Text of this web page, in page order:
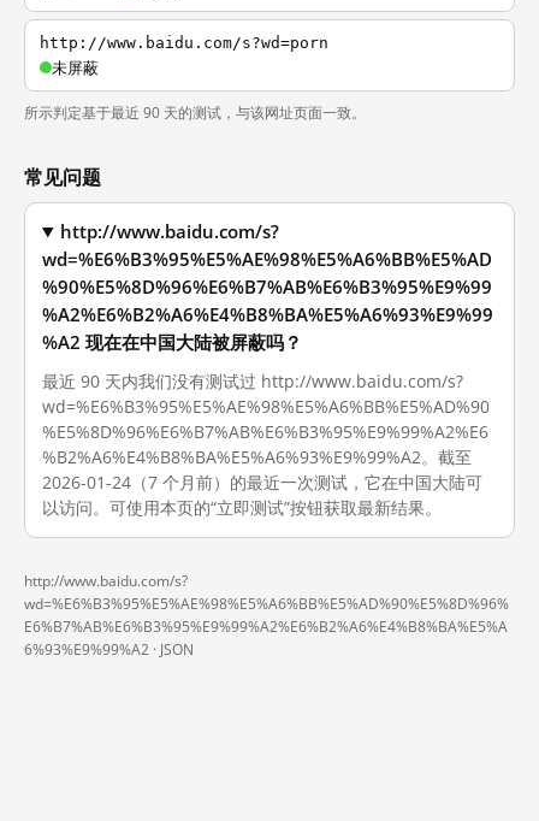
http://www.baidu.com/s?wd=porn
未屏蔽
所示判定基于最近 90 天的测试，与该网址页面一致。
常见问题
http://www.baidu.com/s?
wd=%E6%B3%95%E5%AE%98%E5%A6%BB%E5%AD
%90%E5%8D%96%E6%B7%AB%E6%B3%95%E9%99
%A2%E6%B2%A6%E4%B8%BA%E5%A6%93%E9%99
%A2 现在在中国大陆被屏蔽吗？
最近 90 天内我们没有测试过 http://www.baidu.com/s?
wd=%E6%B3%95%E5%AE%98%E5%A6%BB%E5%AD%90
%E5%8D%96%E6%B7%AB%E6%B3%95%E9%99%A2%E6
%B2%A6%E4%B8%BA%E5%A6%93%E9%99%A2。截至
2026-01-24（7 个月前）的最近一次测试，它在中国大陆可
以访问。可使用本页的“立即测试”按钮获取最新结果。
http://www.baidu.com/s?
wd=%E6%B3%95%E5%AE%98%E5%A6%BB%E5%AD%90%E5%8D%96%
E6%B7%AB%E6%B3%95%E9%99%A2%E6%B2%A6%E4%B8%BA%E5%A
6%93%E9%99%A2 · JSON